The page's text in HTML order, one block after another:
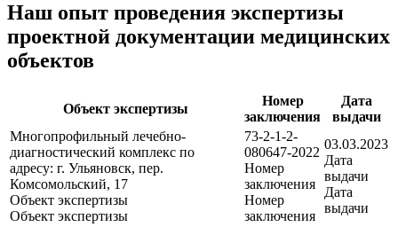
Наш опыт проведения экспертизы
проектной документации медицинских
объектов
Объект экспертизы
Номер
заключения
Дата
выдачи
Многопрофильный лечебно-
диагностический комплекс по
адресу: г. Ульяновск, пер.
Комсомольский, 17
Объект экспертизы
Объект экспертизы
73-2-1-2-
080647-2022
Номер
заключения
Номер
заключения
03.03.2023
Дата
выдачи
Дата
выдачи